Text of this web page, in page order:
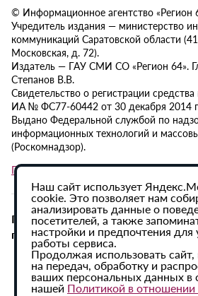
© Информационное агентство «Регион
Учредитель издания — министерство
коммуникаций Саратовской области
Московская, д. 72).
Издатель — ГАУ СМИ СО «Регион 64».
Степанов В.В.
Свидетельство о регистрации
ИА № ФС77-60442 от 30 декабря 2014
Выдано Федеральной службой по
информационных технологий и
(Роскомнадзор).
Политика в отношении обработки
При использовании материалов
гиперссылка на ИА «Регион 64»
Наш сайт использует
cookie. Это позволяет нам
анализировать данные о
посетителей, а также
настройки и предпочтения для
работы сервиса.
Продолжая использовать
на передач, обработку и
ваших персональных данных в
нашей Политикой в отношении